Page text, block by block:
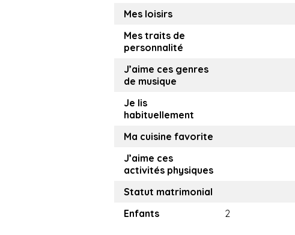
Mes loisirs
Mes traits de
personnalité
J’aime ces genres
de musique
Je lis
habituellement
Ma cuisine favorite
J’aime ces
activités physiques
Statut matrimonial
Enfants
2